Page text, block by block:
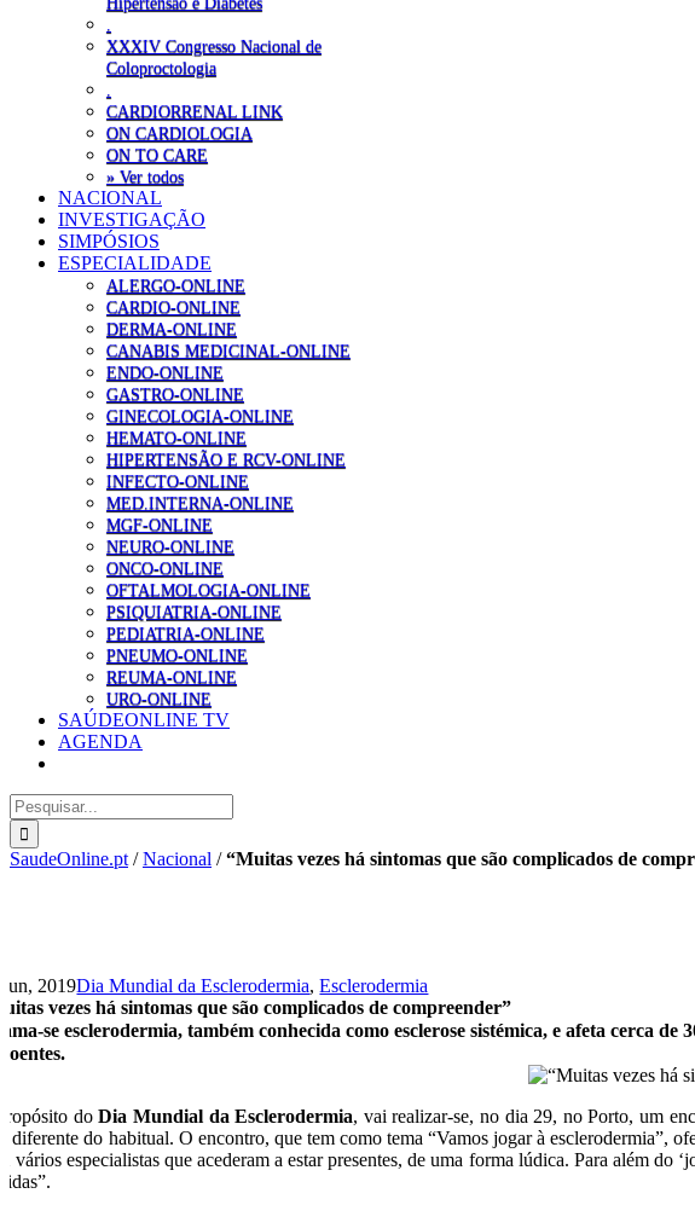
XXXIV Congresso Nacional de
Coloproctologia
CARDIORRENAL LINK
ON CARDIOLOGIA
ON TO CARE
» Ver todos
NACIONAL
INVESTIGAÇÃO
SIMPÓSIOS
ESPECIALIDADE
ALERGO-ONLINE
CARDIO-ONLINE
DERMA-ONLINE
CANABIS MEDICINAL-ONLINE
ENDO-ONLINE
GASTRO-ONLINE
GINECOLOGIA-ONLINE
HEMATO-ONLINE
HIPERTENSÃO E RCV-ONLINE
INFECTO-ONLINE
MED.INTERNA-ONLINE
MGF-ONLINE
NEURO-ONLINE
ONCO-ONLINE
OFTALMOLOGIA-ONLINE
PSIQUIATRIA-ONLINE
PEDIATRIA-ONLINE
PNEUMO-ONLINE
REUMA-ONLINE
URO-ONLINE
SAÚDEONLINE TV
AGENDA
Pesquisar
SaudeOnline.pt /Nacional /“Muitas vezes há sintomas que são complicados de
2019Dia Mundial da Esclerodermia,Esclerodermia
vezes há sintomas que são complicados de compreender”
se esclerodermia, também conhecida como esclerose sistémica, e afeta cerca
doDia Mundial da Esclerodermia, vai realizar-se, no dia 29, no Porto, um
diferente do habitual. O encontro, que tem como tema “Vamos jogar à esclerodermia”,
vários especialistas que acederam a estar presentes, de uma forma lúdica. Para além do